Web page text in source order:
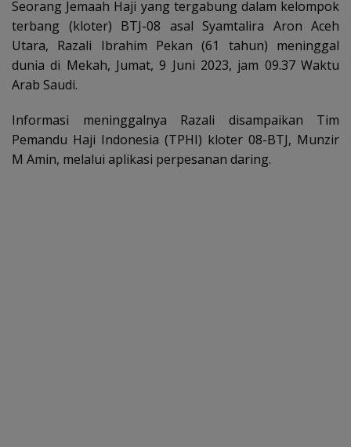
Seorang Jemaah Haji yang tergabung dalam kelompok
terbang (kloter) BTJ-08 asal Syamtalira Aron Aceh
Utara, Razali Ibrahim Pekan (61 tahun) meninggal
dunia di Mekah, Jumat, 9 Juni 2023, jam 09.37 Waktu
Arab Saudi.
Informasi meninggalnya Razali disampaikan Tim
Pemandu Haji Indonesia (TPHI) kloter 08-BTJ, Munzir
M Amin, melalui aplikasi perpesanan daring.